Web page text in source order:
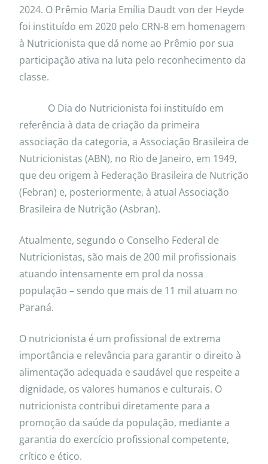
2024. O Prêmio Maria Emília Daudt von der Heyde
foi instituído em 2020 pelo CRN-8 em homenagem
à Nutricionista que dá nome ao Prêmio por sua
participação ativa na luta pelo reconhecimento da
classe.
O Dia do Nutricionista foi instituído em
referência à data de criação da primeira
associação da categoria, a Associação Brasileira de
Nutricionistas (ABN), no Rio de Janeiro, em 1949,
que deu origem à Federação Brasileira de Nutrição
(Febran) e, posteriormente, à atual Associação
Brasileira de Nutrição (Asbran).
Atualmente, segundo o Conselho Federal de
Nutricionistas, são mais de 200 mil profissionais
atuando intensamente em prol da nossa
população – sendo que mais de 11 mil atuam no
Paraná.
O nutricionista é um profissional de extrema
importância e relevância para garantir o direito à
alimentação adequada e saudável que respeite a
dignidade, os valores humanos e culturais. O
nutricionista contribui diretamente para a
promoção da saúde da população, mediante a
garantia do exercício profissional competente,
crítico e ético.